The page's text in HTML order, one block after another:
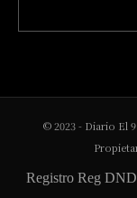
© 2023 - Diario El
Registro Reg